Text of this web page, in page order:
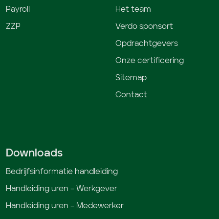
Payroll
ZZP
Het team
Verdo sponsort
Opdrachtgevers
Onze certificering
Sitemap
Contact
Downloads
Bedrijfsinformatie handleiding
Handleiding uren – Werkgever
Handleiding uren – Medewerker